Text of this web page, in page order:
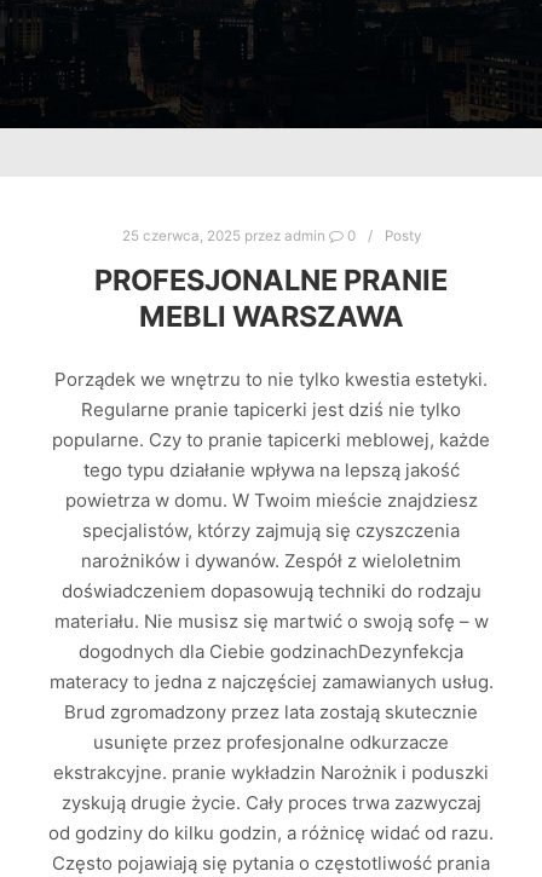
25 czerwca, 2025 przez admin 0 Posty
PROFESJONALNE PRANIE
MEBLI WARSZAWA
Porządek we wnętrzu to nie tylko kwestia estetyki.
Regularne pranie tapicerki jest dziś nie tylko
popularne. Czy to pranie tapicerki meblowej, każde
tego typu działanie wpływa na lepszą jakość
powietrza w domu. W Twoim mieście znajdziesz
specjalistów, którzy zajmują się czyszczenia
narożników i dywanów. Zespół z wieloletnim
doświadczeniem dopasowują techniki do rodzaju
materiału. Nie musisz się martwić o swoją sofę – w
dogodnych dla Ciebie godzinachDezynfekcja
materacy to jedna z najczęściej zamawianych usług.
Brud zgromadzony przez lata zostają skutecznie
usunięte przez profesjonalne odkurzacze
ekstrakcyjne. pranie wykładzin Narożnik i poduszki
zyskują drugie życie. Cały proces trwa zazwyczaj
od godziny do kilku godzin, a różnicę widać od razu.
Często pojawiają się pytania o częstotliwość prania